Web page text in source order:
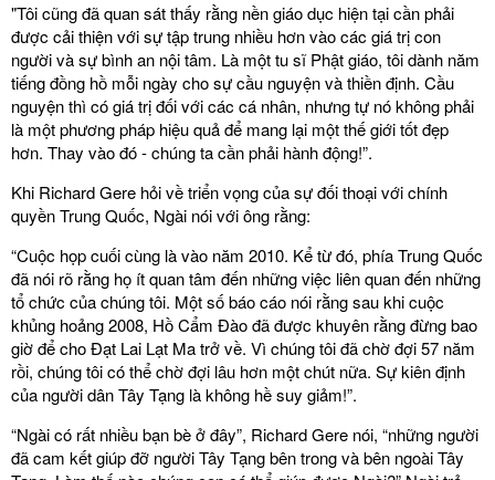
"Tôi cũng đã quan sát thấy rằng nền giáo dục hiện tại cần phải
được cải thiện với sự tập trung nhiều hơn vào các giá trị con
người và sự bình an nội tâm. Là một tu sĩ Phật giáo, tôi dành năm
tiếng đồng hồ mỗi ngày cho sự cầu nguyện và thiền định. Cầu
nguyện thì có giá trị đối với các cá nhân, nhưng tự nó không phải
là một phương pháp hiệu quả để mang lại một thế giới tốt đẹp
hơn. Thay vào đó - chúng ta cần phải hành động!”.
Khi Richard Gere hỏi về triển vọng của sự đối thoại với chính
quyền Trung Quốc, Ngài nói với ông rằng:
“Cuộc họp cuối cùng là vào năm 2010. Kể từ đó, phía Trung Quốc
đã nói rõ rằng họ ít quan tâm đến những việc liên quan đến những
tổ chức của chúng tôi. Một số báo cáo nói rằng sau khi cuộc
khủng hoảng 2008, Hồ Cẩm Đào đã được khuyên rằng đừng bao
giờ để cho Đạt Lai Lạt Ma trở về. Vì chúng tôi đã chờ đợi 57 năm
rồi, chúng tôi có thể chờ đợi lâu hơn một chút nữa. Sự kiên định
của người dân Tây Tạng là không hề suy giảm!”.
“Ngài có rất nhiều bạn bè ở đây”, Richard Gere nói, “những người
đã cam kết giúp đỡ người Tây Tạng bên trong và bên ngoài Tây